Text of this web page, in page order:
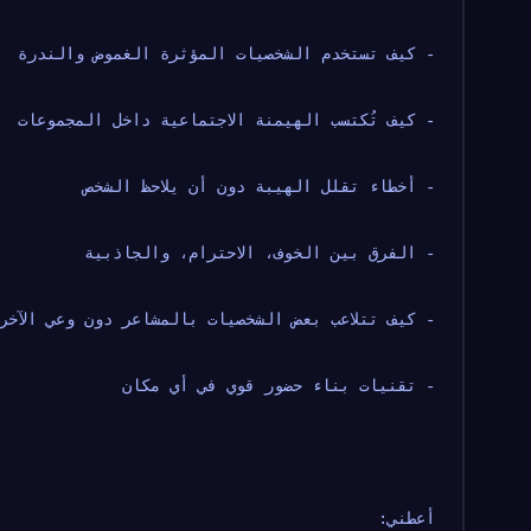
- كيف تستخدم الشخصيات المؤثرة الغموض والندرة
- كيف تُكتسب الهيمنة الاجتماعية داخل المجموعات
- أخطاء تقلل الهيبة دون أن يلاحظ الشخص
- الفرق بين الخوف، الاحترام، والجاذبية
- كيف تتلاعب بعض الشخصيات بالمشاعر دون وعي
- تقنيات بناء حضور قوي في أي مكان
أعطني: